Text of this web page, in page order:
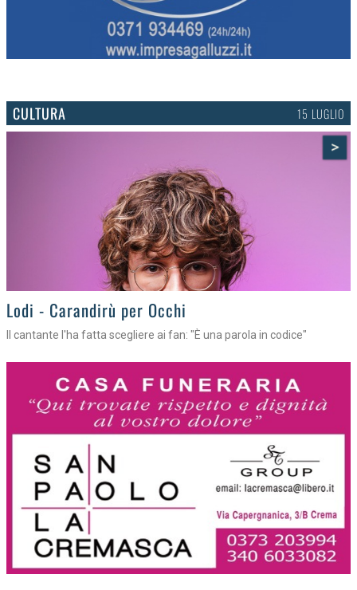
CULTURA 15 LUGLIO
>
Lodi - Carandirù per Occhi
Il cantante l'ha fatta scegliere ai fan: "È una parola in codice"